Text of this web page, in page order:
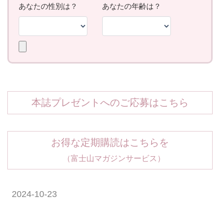
本誌プレゼントへのご応募はこちら
お得な定期購読はこちらを
（富士山マガジンサービス）
2024-10-23